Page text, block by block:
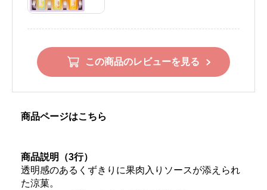
この商品のレビューを見る
商品ページはこちら
商品説明（3行）
透明感のあるくずきりに果肉入りソースが添えられ
た涼菓。